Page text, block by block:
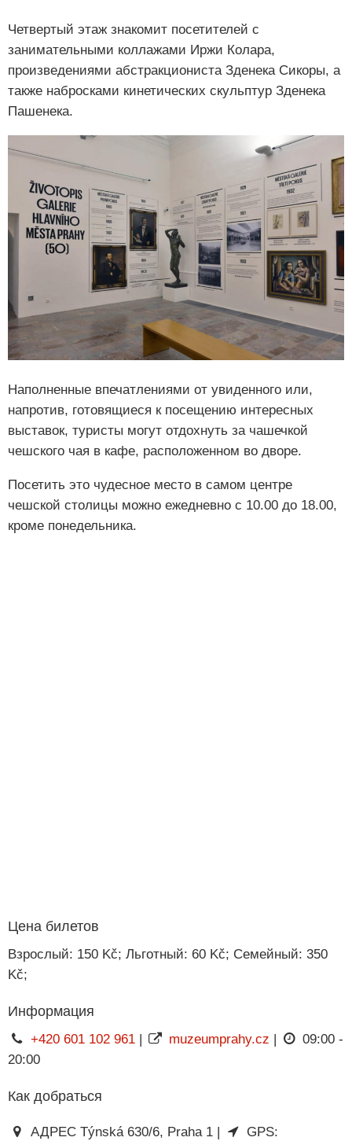
Четвертый этаж знакомит посетителей с
занимательными коллажами Иржи Колара,
произведениями абстракциониста Зденека Сикоры, а
также набросками кинетических скульптур Зденека
Пашенека.
Наполненные впечатлениями от увиденного или,
напротив, готовящиеся к посещению интересных
выставок, туристы могут отдохнуть за чашечкой
чешского чая в кафе, расположенном во дворе.
Посетить это чудесное место в самом центре
чешской столицы можно ежедневно с 10.00 до 18.00,
кроме понедельника.
Цена билетов
Взрослый: 150 Kč; Льготный: 60 Kč; Семейный: 350
Kč;
Информация
+420 601 102 961| muzeumprahy.cz |
09:00 -
20:00
Как добраться
АДРЕС Týnská 630/6, Praha 1 |
GPS: